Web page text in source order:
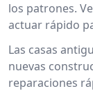
los patrones.
actuar rápido
Las casas
nuevas
reparaciones